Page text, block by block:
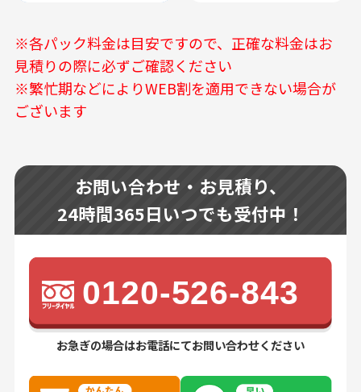
※各パック料金は目安ですので、正確な料金はお
見積りの際に必ずご確認ください
※繁忙期などによりWEB割を適用できない場合が
ございます
お問い合わせ・お見積り、
24時間365日いつでも受付中！
0120-526-843
お急ぎの場合はお電話にてお問い合わせください